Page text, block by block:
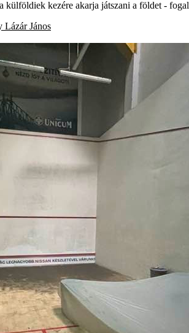
külföldiek kezére akarja játszani a földet -
Lázár János